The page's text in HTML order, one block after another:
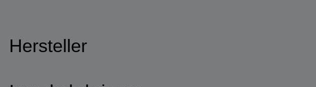
Hersteller